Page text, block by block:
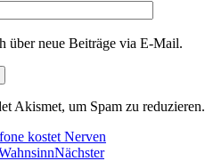
über neue Beiträge via E-Mail.
Akismet, um Spam zu reduzieren.
kostet Nerven
Nächster